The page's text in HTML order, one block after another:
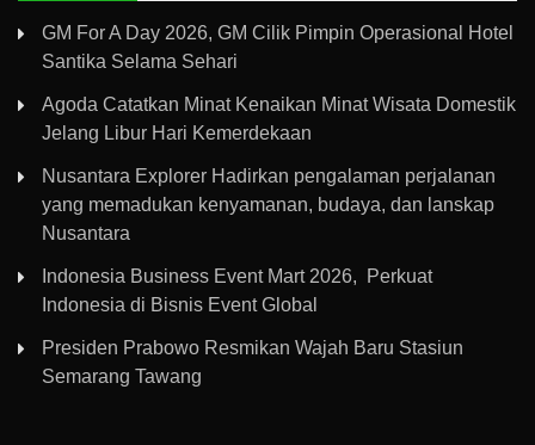
GM For A Day 2026, GM Cilik Pimpin Operasional Hotel
Santika Selama Sehari
Agoda Catatkan Minat Kenaikan Minat Wisata Domestik
Jelang Libur Hari Kemerdekaan
Nusantara Explorer Hadirkan pengalaman perjalanan
yang memadukan kenyamanan, budaya, dan lanskap
Nusantara
Indonesia Business Event Mart 2026, Perkuat
Indonesia di Bisnis Event Global
Presiden Prabowo Resmikan Wajah Baru Stasiun
Semarang Tawang